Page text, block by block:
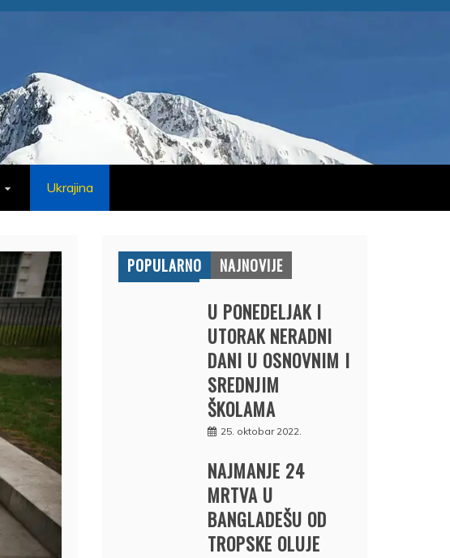
Ukrajina
POPULARNO NAJNOVIJE
U PONEDELJAK I
UTORAK NERADNI
DANI U OSNOVNIM I
SREDNJIM
ŠKOLAMA
25. oktobar 2022.
NAJMANJE 24
MRTVA U
BANGLADEŠU OD
TROPSKE OLUJE